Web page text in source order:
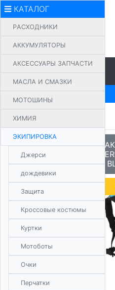
КАТАЛОГ
PАСХОДНИКИ
АККУМУЛЯТОРЫ
АКСЕССУАРЫ ЗАПЧАСТИ
МАСЛА И СМАЗКИ
МОТОШИНЫ
ХИМИЯ
ЭКИПИРОВКА
Джерси
дождевики
Защита
Кроссовые костюмы
Куртки
Мотоботы
Очки
Перчатки